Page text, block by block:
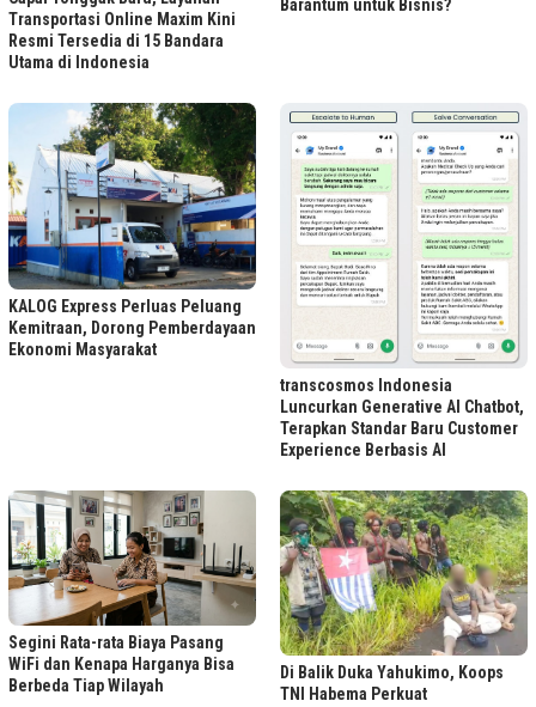
Transportasi Online Maxim Kini
Resmi Tersedia di 15 Bandara
Utama di Indonesia
Barantum untuk Bisnis?
KALOG Express Perluas Peluang
Kemitraan, Dorong Pemberdayaan
Ekonomi Masyarakat
transcosmos Indonesia
Luncurkan Generative AI Chatbot,
Terapkan Standar Baru Customer
Experience Berbasis AI
Segini Rata-rata Biaya Pasang
WiFi dan Kenapa Harganya Bisa
Berbeda Tiap Wilayah
Di Balik Duka Yahukimo, Koops
TNI Habema Perkuat